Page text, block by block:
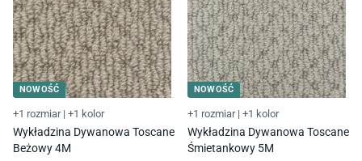
NOWOŚĆ
+1 rozmiar | +1 kolor
Wykładzina Dywanowa Toscane
Beżowy 4M
NOWOŚĆ
+1 rozmiar | +1 kolor
Wykładzina Dywanowa Toscane
Śmietankowy 5M